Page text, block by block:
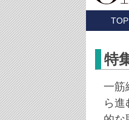
TOP
特
一筋
ら